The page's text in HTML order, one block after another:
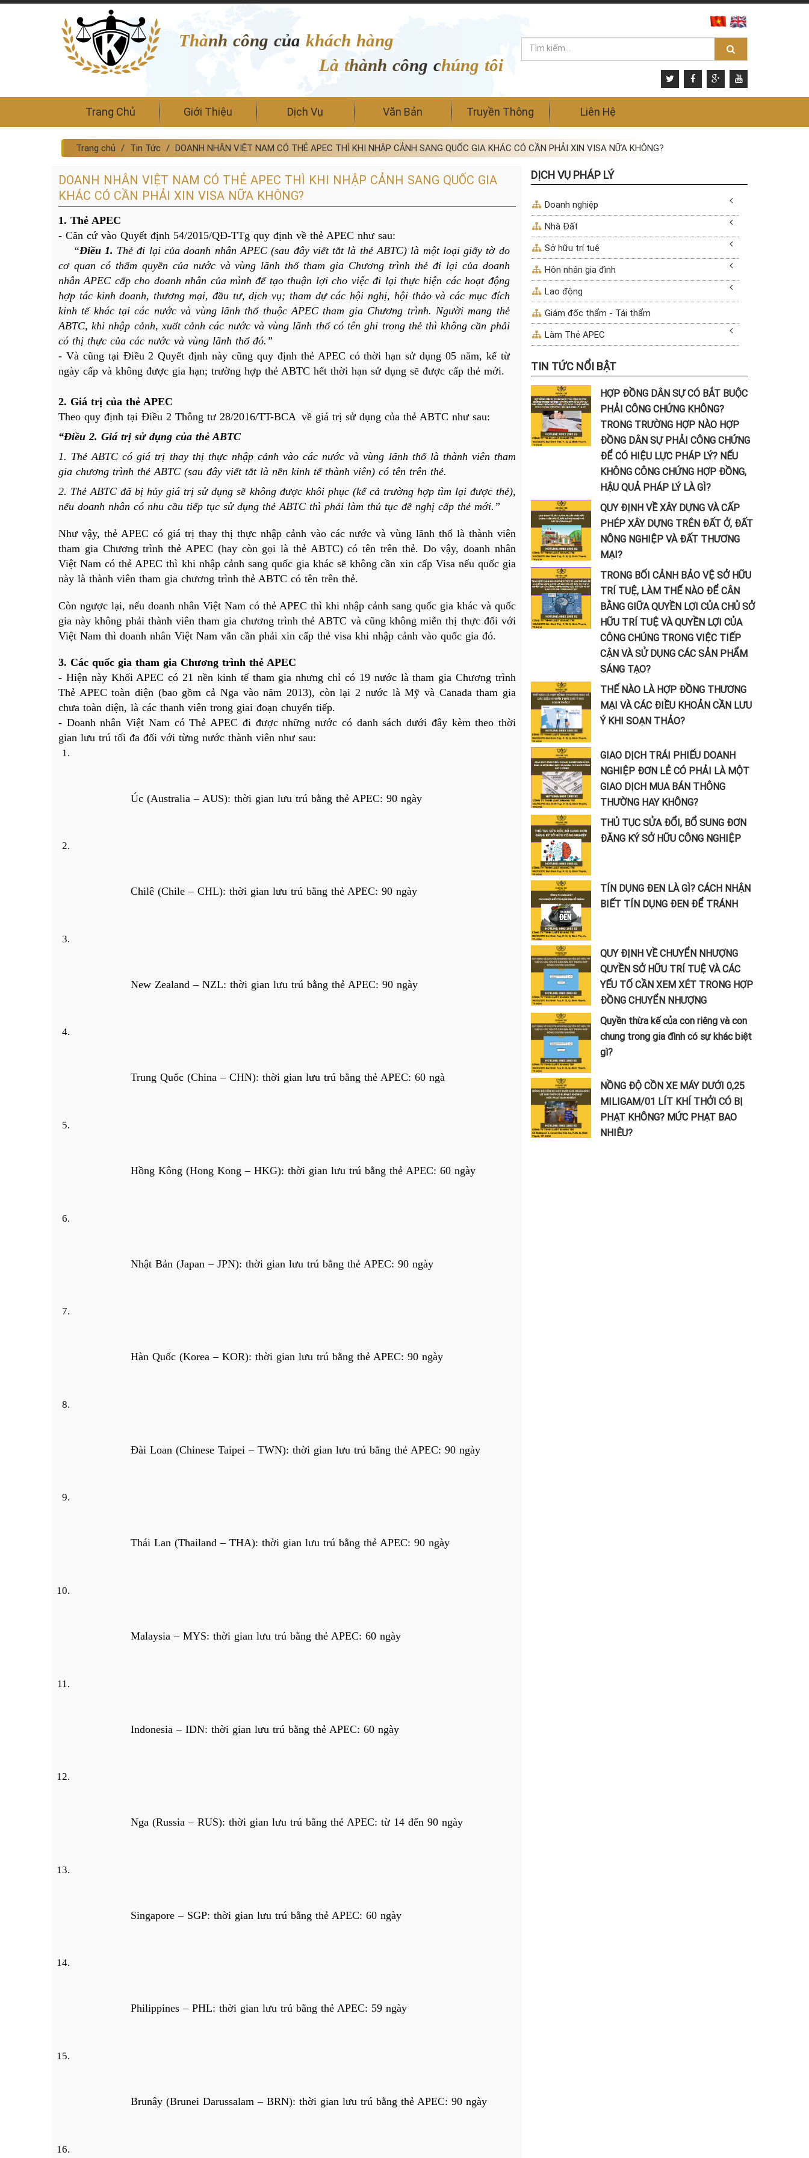
Thành công của khách hàng
Là thành công chúng tôi
Trang Chủ Giới Thiệu Dịch Vụ Văn Bản Truyền Thông Liên Hệ
Trang chủ Tin Tức DOANH NHÂN VIỆT NAM CÓ THẺ APEC THÌ KHI NHẬP CẢNH SANG QUỐC GIA KHÁC CÓ CẦN PHẢI XIN VISA NỮA KHÔNG?
DOANH NHÂN VIỆT NAM CÓ THẺ APEC THÌ KHI NHẬP CẢNH SANG QUỐC GIA
KHÁC CÓ CẦN PHẢI XIN VISA NỮA KHÔNG?
1. Thẻ APEC
- Căn cứ vào Quyết định 54/2015/QĐ-TTg quy định về thẻ APEC như sau:
“Điều 1. Thẻ đi lại của doanh nhân APEC (sau đây viết tắt là thẻ ABTC) là một loại giấy tờ do
cơ quan có thẩm quyền của nước và vùng lãnh thổ tham gia Chương trình thẻ đi lại của doanh
nhân APEC cấp cho doanh nhân của mình để tạo thuận lợi cho việc đi lại thực hiện các hoạt động
hợp tác kinh doanh, thương mại, đầu tư, dịch vụ; tham dự các hội nghị, hội thảo và các mục đích
kinh tế khác tại các nước và vùng lãnh thổ thuộc APEC tham gia Chương trình. Người mang thẻ
ABTC, khi nhập cảnh, xuất cảnh các nước và vùng lãnh thổ có tên ghi trong thẻ thì không cần phải
có thị thực của các nước và vùng lãnh thổ đó.”
- Và cũng tại Điều 2 Quyết định này cũng quy định thẻ APEC có thời hạn sử dụng 05 năm, kể từ
ngày cấp và không được gia hạn; trường hợp thẻ ABTC hết thời hạn sử dụng sẽ được cấp thẻ mới.
2. Giá trị của thẻ APEC
Theo quy định tại Điều 2 Thông tư 28/2016/TT-BCA về giá trị sử dụng của thẻ ABTC như sau:
“Điều 2. Giá trị sử dụng của thẻ ABTC
1. Thẻ ABTC có giá trị thay thị thực nhập cảnh vào các nước và vùng lãnh thổ là thành viên tham
gia chương trình thẻ ABTC (sau đây viết tắt là nền kinh tế thành viên) có tên trên thẻ.
2. Thẻ ABTC đã bị hủy giá trị sử dụng sẽ không được khôi phục (kể cả trường hợp tìm lại được thẻ),
nếu doanh nhân có nhu cầu tiếp tục sử dụng thẻ ABTC thì phải làm thủ tục đề nghị cấp thẻ mới.”
Như vậy, thẻ APEC có giá trị thay thị thực nhập cảnh vào các nước và vùng lãnh thổ là thành viên
tham gia Chương trình thẻ APEC (hay còn gọi là thẻ ABTC) có tên trên thẻ. Do vậy, doanh nhân
Việt Nam có thẻ APEC thì khi nhập cảnh sang quốc gia khác sẽ không cần xin cấp Visa nếu quốc gia
này là thành viên tham gia chương trình thẻ ABTC có tên trên thẻ.
Còn ngược lại, nếu doanh nhân Việt Nam có thẻ APEC thì khi nhập cảnh sang quốc gia khác và quốc
gia này không phải thành viên tham gia chương trình thẻ ABTC và cũng không miễn thị thực đối với
Việt Nam thì doanh nhân Việt Nam vẫn cần phải xin cấp thẻ visa khi nhập cảnh vào quốc gia đó.
3. Các quốc gia tham gia Chương trình thẻ APEC
- Hiện này Khối APEC có 21 nền kinh tế tham gia nhưng chỉ có 19 nước là tham gia Chương trình
Thẻ APEC toàn diện (bao gồm cả Nga vào năm 2013), còn lại 2 nước là Mỹ và Canada tham gia
chưa toàn diện, là các thanh viên trong giai đoạn chuyển tiếp.
- Doanh nhân Việt Nam có Thẻ APEC đi được những nước có danh sách dưới đây kèm theo thời
gian lưu trú tối đa đối với từng nước thành viên như sau:
Úc (Australia – AUS): thời gian lưu trú bằng thẻ APEC: 90 ngày
Chilê (Chile – CHL): thời gian lưu trú bằng thẻ APEC: 90 ngày
New Zealand – NZL: thời gian lưu trú bằng thẻ APEC: 90 ngày
Trung Quốc (China – CHN): thời gian lưu trú bằng thẻ APEC: 60 ngà
Hồng Kông (Hong Kong – HKG): thời gian lưu trú bằng thẻ APEC: 60 ngày
Nhật Bản (Japan – JPN): thời gian lưu trú bằng thẻ APEC: 90 ngày
Hàn Quốc (Korea – KOR): thời gian lưu trú bằng thẻ APEC: 90 ngày
Đài Loan (Chinese Taipei – TWN): thời gian lưu trú bằng thẻ APEC: 90 ngày
Thái Lan (Thailand – THA): thời gian lưu trú bằng thẻ APEC: 90 ngày
Malaysia – MYS: thời gian lưu trú bằng thẻ APEC: 60 ngày
Indonesia – IDN: thời gian lưu trú bằng thẻ APEC: 60 ngày
Nga (Russia – RUS): thời gian lưu trú bằng thẻ APEC: từ 14 đến 90 ngày
Singapore – SGP: thời gian lưu trú bằng thẻ APEC: 60 ngày
Philippines – PHL: thời gian lưu trú bằng thẻ APEC: 59 ngày
Brunây (Brunei Darussalam – BRN): thời gian lưu trú bằng thẻ APEC: 90 ngày
DỊCH VỤ PHÁP LÝ
Doanh nghiệp
Nhà Đất
Sở hữu trí tuệ
Hôn nhân gia đình
Lao động
Giám đốc thẩm - Tái thẩm
Làm Thẻ APEC
TIN TỨC NỔI BẬT
HỢP ĐỒNG DÂN SỰ CÓ BẮT BUỘC
PHẢI CÔNG CHỨNG KHÔNG?
TRONG TRƯỜNG HỢP NÀO HỢP
ĐỒNG DÂN SỰ PHẢI CÔNG CHỨNG
ĐỂ CÓ HIỆU LỰC PHÁP LÝ? NẾU
KHÔNG CÔNG CHỨNG HỢP ĐỒNG,
HẬU QUẢ PHÁP LÝ LÀ GÌ?
QUY ĐỊNH VỀ XÂY DỰNG VÀ CẤP
PHÉP XÂY DỰNG TRÊN ĐẤT Ở, ĐẤT
NÔNG NGHIỆP VÀ ĐẤT THƯƠNG
MẠI?
TRONG BỐI CẢNH BẢO VỆ SỞ HỮU
TRÍ TUỆ, LÀM THẾ NÀO ĐỂ CÂN
BẰNG GIỮA QUYỀN LỢI CỦA CHỦ SỞ
HỮU TRÍ TUỆ VÀ QUYỀN LỢI CỦA
CÔNG CHÚNG TRONG VIỆC TIẾP
CẬN VÀ SỬ DỤNG CÁC SẢN PHẨM
SÁNG TẠO?
THẾ NÀO LÀ HỢP ĐỒNG THƯƠNG
MẠI VÀ CÁC ĐIỀU KHOẢN CẦN LƯU
Ý KHI SOẠN THẢO?
GIAO DỊCH TRÁI PHIẾU DOANH
NGHIỆP ĐƠN LẺ CÓ PHẢI LÀ MỘT
GIAO DỊCH MUA BÁN THÔNG
THƯỜNG HAY KHÔNG?
THỦ TỤC SỬA ĐỔI, BỔ SUNG ĐƠN
ĐĂNG KÝ SỞ HỮU CÔNG NGHIỆP
TÍN DỤNG ĐEN LÀ GÌ? CÁCH NHẬN
BIẾT TÍN DỤNG ĐEN ĐỂ TRÁNH
QUY ĐỊNH VỀ CHUYỂN NHƯỢNG
QUYỀN SỞ HỮU TRÍ TUỆ VÀ CÁC
YẾU TỐ CẦN XEM XÉT TRONG HỢP
ĐỒNG CHUYỂN NHƯỢNG
Quyền thừa kế của con riêng và con
chung trong gia đình có sự khác biệt
gì?
NỒNG ĐỘ CỒN XE MÁY DƯỚI 0,25
MILIGAM/01 LÍT KHÍ THỞI CÓ BỊ
PHẠT KHÔNG? MỨC PHẠT BAO
NHIÊU?